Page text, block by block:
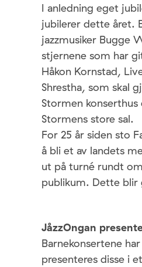
I anledning eget
jubilerer dette året.
jazzmusiker Bugge
stjernene som har
Håkon Kornstad,
Shrestha, som skal
Stormen
Stormens store sal.
For 25 år siden sto
å bli et av landets
ut på turné rundt
publikum. Dette blir
JåzzOngan
Barnekonsertene
presenteres disse i